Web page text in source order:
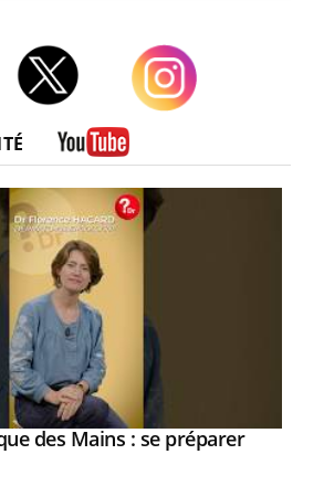
des Mains : se préparer